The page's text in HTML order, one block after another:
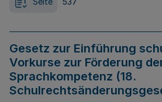
Gesetz zur Einführung
Vorkurse zur Förderung
Sprachkompetenz (18.